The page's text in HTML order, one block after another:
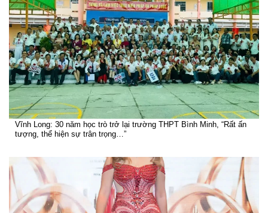
Vĩnh Long: 30 năm học trò trở lại trường THPT Bình Minh, “Rất ấn
tượng, thể hiện sự trân trọng…”